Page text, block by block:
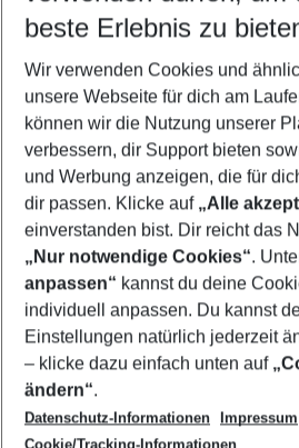
Urlaub Sevilla
Last Minute Sevilla
Familienurlaub Sevilla
Frübucher Angebote Sevilla
Flug & Hotel Sevilla
Footer
Footer navigation
Über uns
AGB
Bestpreisgarantie
Cookie-Einstellungen ändern
Agenturbetreuung
Folge uns
beste Erlebnis zu
Wir verwenden Cookies und
unsere Webseite für dich am
können wir die Nutzung unserer
verbessern, dir Support bieten
und Werbung anzeigen, die für
dir passen. Klicke auf „Alle
einverstanden bist. Dir reicht das
„Nur notwendige Cookies“.
anpassen“ kannst du deine
individuell anpassen. Du kannst
Einstellungen natürlich jederzeit
– klicke dazu einfach unten auf
ändern“.
Datenschutz-Informationen
Impressum
Cookie/Tracking-Informationen